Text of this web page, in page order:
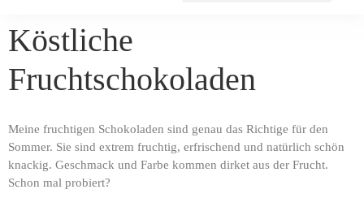
Köstliche
Fruchtschokoladen
Meine fruchtigen Schokoladen sind genau das Richtige für den
Sommer. Sie sind extrem fruchtig, erfrischend und natürlich schön
knackig. Geschmack und Farbe kommen dirket aus der Frucht.
Schon mal probiert?